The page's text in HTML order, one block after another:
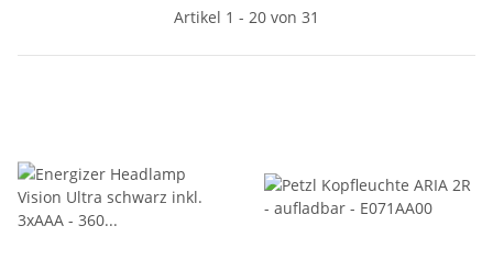
Artikel 1 - 20 von 31